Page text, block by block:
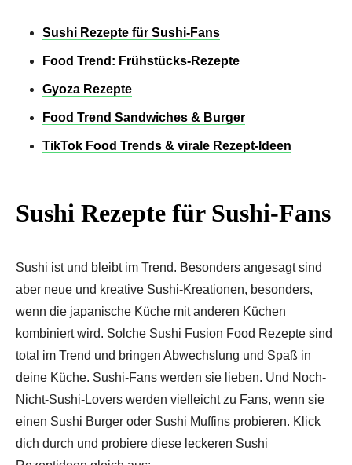
Sushi Rezepte für Sushi-Fans
Food Trend: Frühstücks-Rezepte
Gyoza Rezepte
Food Trend Sandwiches & Burger
TikTok Food Trends & virale Rezept-Ideen
Sushi Rezepte für Sushi-Fans
Sushi ist und bleibt im Trend. Besonders angesagt sind
aber neue und kreative Sushi-Kreationen, besonders,
wenn die japanische Küche mit anderen Küchen
kombiniert wird. Solche Sushi Fusion Food Rezepte sind
total im Trend und bringen Abwechslung und Spaß in
deine Küche. Sushi-Fans werden sie lieben. Und Noch-
Nicht-Sushi-Lovers werden vielleicht zu Fans, wenn sie
einen Sushi Burger oder Sushi Muffins probieren. Klick
dich durch und probiere diese leckeren Sushi